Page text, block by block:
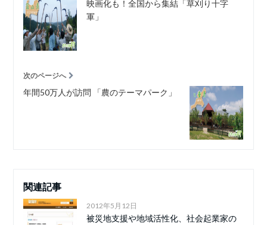
映画化も！全国から集結「草刈り十字
軍」
次のページへ
年間50万人が訪問 「農のテーマパーク」
関連記事
2012年5月12日
被災地支援や地域活性化、社会起業家の